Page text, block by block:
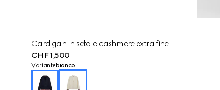
Cardigan in seta e cashmere extra fine
CHF 1,500
Variante bianco